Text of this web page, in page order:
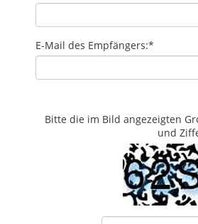
E-Mail des Empfängers:*
Bitte die im Bild angezeigten
und